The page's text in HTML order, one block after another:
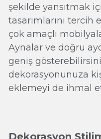
şekilde yansıtmak
tasarımlarını tercih
çok amaçlı
Aynalar ve doğru
geniş
dekorasyonunuza
eklemeyi de ihmal
Dekorasyon